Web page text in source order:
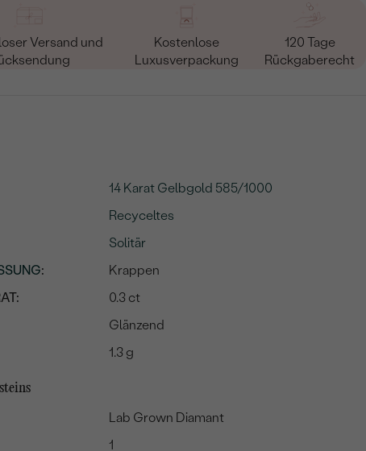
Versand und
Kostenlose
Luxusverpackung
120 Tage
Rückgaberecht
14 Karat Gelbgold 585/1000
Recyceltes
Solitär
:
Krappen
0.3 ct
Glänzend
1.3 g
Lab Grown Diamant
1